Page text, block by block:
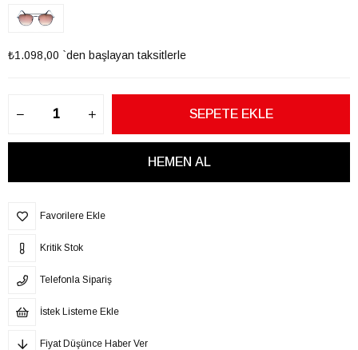
₺1.098,00 `den başlayan taksitlerle
Favorilere Ekle
Kritik Stok
Telefonla Sipariş
İstek Listeme Ekle
Fiyat Düşünce Haber Ver